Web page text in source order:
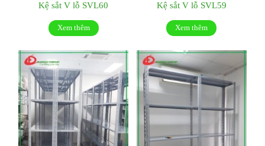
Kệ sắt V lỗ SVL60
Xem thêm
Kệ sắt V lỗ SVL59
Xem thêm